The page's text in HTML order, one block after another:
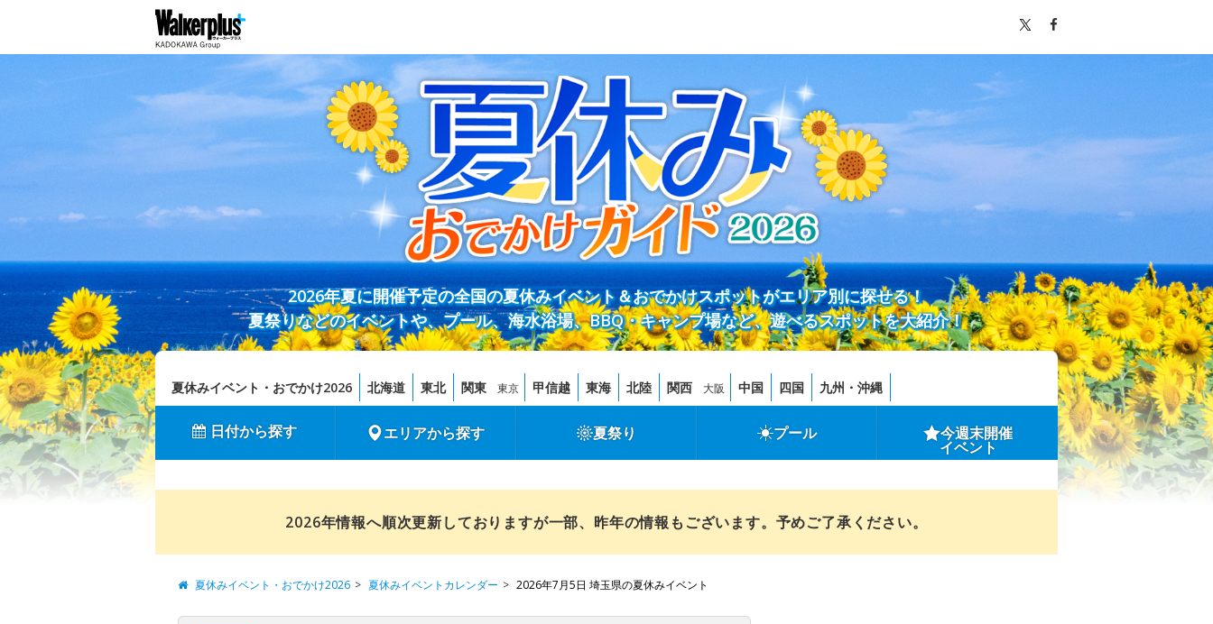
2026年夏に開催予定の全国の夏休みイベント＆おでかけスポットがエリア別に探せる！
夏祭りなどのイベントや、プール、海水浴場、BBQ・キャンプ場など、遊べるスポットを大紹介！
夏休みイベント・おでかけ2026 北海道 東北 関東 東京 甲信越 東海 北陸 関西 大阪 中国 四国 九州・沖縄
日付から探す エリアから探す 夏祭り プール 今週末開催
イベント
2026年情報へ順次更新しておりますが一部、昨年の情報もございます。予めご了承ください。
夏休みイベント・おでかけ2026 夏休みイベントカレンダー 2026年7月5日 埼玉県の夏休みイベント